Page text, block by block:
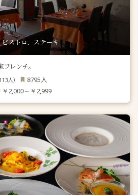
ストロ、ステーキ
レンチ。
113人） 8795人
￥2,000～￥2,999